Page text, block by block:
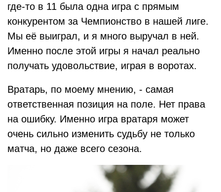
где-то в 11 была одна игра с прямым
конкурентом за Чемпионство в нашей лиге.
Мы её выиграл, и я много выручал в ней.
Именно после этой игры я начал реально
получать удовольствие, играя в воротах.
Вратарь, по моему мнению, - самая
ответственная позиция на поле. Нет права
на ошибку. Именно игра вратаря может
очень сильно изменить судьбу не только
матча, но даже всего сезона.